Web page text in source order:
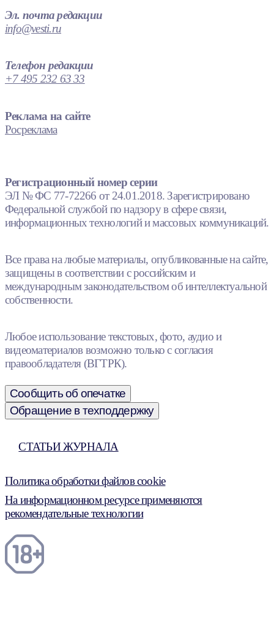
Эл. почта редакции
info@vesti.ru
Телефон редакции
+7 495 232 63 33
Реклама на сайте
Росреклама
Регистрационный номер серии
ЭЛ № ФС 77-72266 от 24.01.2018. Зарегистрировано
Федеральной службой по надзору в сфере связи,
информационных технологий и массовых коммуникаций.
Все права на любые материалы, опубликованные на сайте,
защищены в соответствии с российским и
международным законодательством об интеллектуальной
собственности.
Любое использование текстовых, фото, аудио и
видеоматериалов возможно только с согласия
правообладателя (ВГТРК).
Сообщить об опечатке
Обращение в техподдержку
СТАТЬИ ЖУРНАЛА
Политика обработки файлов cookie
На информационном ресурсе применяются
рекомендательные технологии